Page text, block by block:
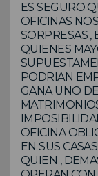
ES SEGURO
OFICINAS
SORPRESAS ,
QUIENES
PODRIAN
GANA UNO
OFICINA
EN SUS
QUIEN ,